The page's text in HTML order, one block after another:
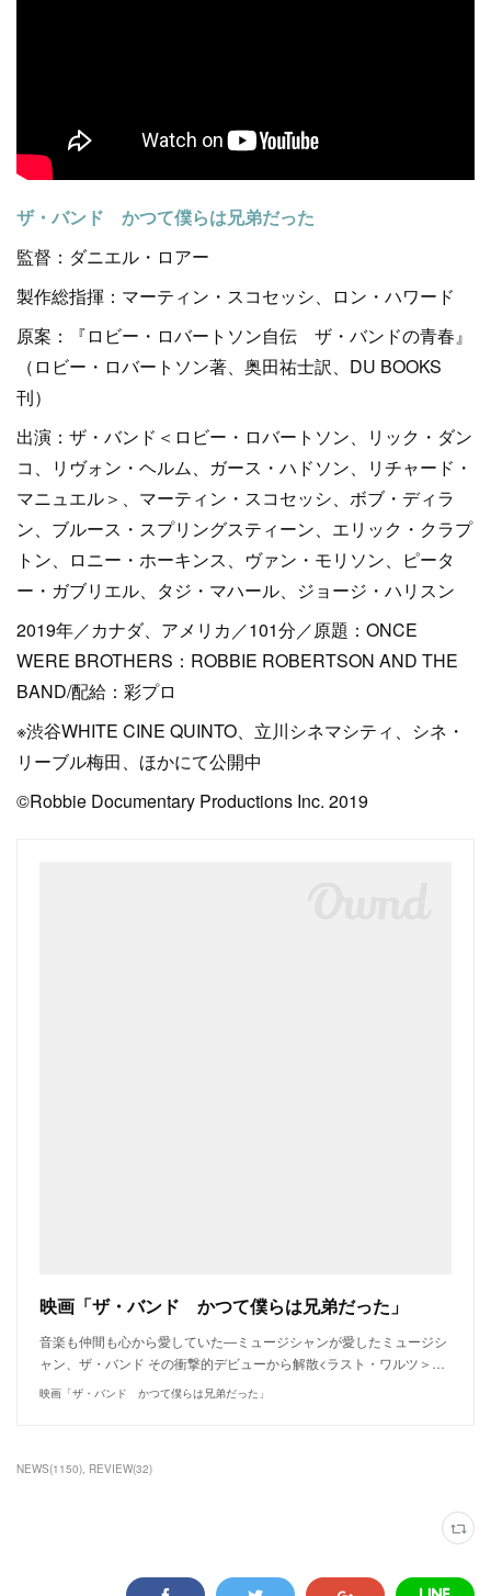
ザ・バンド かつて僕らは兄弟だった
監督：ダニエル・ロアー
製作総指揮：マーティン・スコセッシ、ロン・ハワード
原案：『ロビー・ロバートソン自伝 ザ・バンドの青春』
（ロビー・ロバートソン著、奥田祐士訳、DU BOOKS
刊）
出演：ザ・バンド＜ロビー・ロバートソン、リック・ダン
コ、リヴォン・ヘルム、ガース・ハドソン、リチャード・
マニュエル＞、マーティン・スコセッシ、ボブ・ディラ
ン、ブルース・スプリングスティーン、エリック・クラプ
トン、ロニー・ホーキンス、ヴァン・モリソン、ピータ
ー・ガブリエル、タジ・マハール、ジョージ・ハリスン
2019年／カナダ、アメリカ／101分／原題：ONCE
WERE BROTHERS：ROBBIE ROBERTSON AND THE
BAND/配給：彩プロ
※渋谷WHITE CINE QUINTO、立川シネマシティ、シネ・
リーブル梅田、ほかにて公開中
©️Robbie Documentary Productions Inc. 2019
映画「ザ・バンド かつて僕らは兄弟だった」
音楽も仲間も心から愛していた―ミュージシャンが愛したミュージシ
ャン、ザ・バンド その衝撃的デビューから解散<ラスト・ワルツ＞…
映画「ザ・バンド かつて僕らは兄弟だった」
NEWS(1150) REVIEW(32)